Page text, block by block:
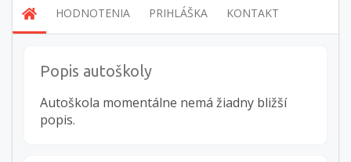
HODNOTENIA PRIHLÁŠKA KONTAKT
Popis autoškoly
Autoškola momentálne nemá žiadny bližší
popis.